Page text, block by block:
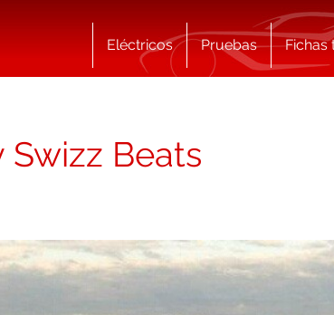
Eléctricos Pruebas Fichas
Swizz Beats